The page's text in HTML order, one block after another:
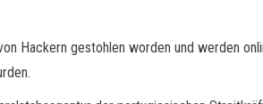
Hackern gestohlen worden und werden